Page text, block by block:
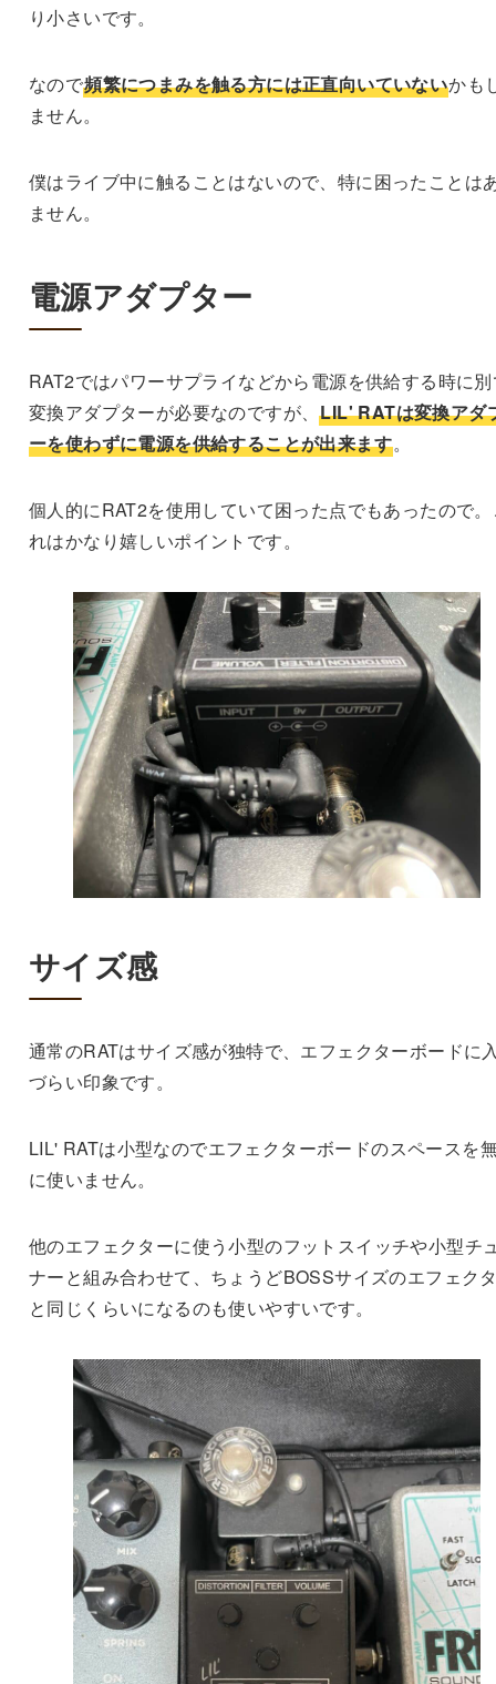
り小さいです。
なので頻繁につまみを触る方には正直向いていないかも
ません。
僕はライブ中に触ることはないので、特に困ったことは
ません。
電源アダプター
RAT2ではパワーサプライなどから電源を供給する時に
変換アダプターが必要なのですが、LIL' RATは変換アダ
ーを使わずに電源を供給することが出来ます。
個人的にRAT2を使用していて困った点でもあったので
れはかなり嬉しいポイントです。
サイズ感
通常のRATはサイズ感が独特で、エフェクターボードに
づらい印象です。
LIL' RATは小型なのでエフェクターボードのスペースを
に使いません。
他のエフェクターに使う小型のフットスイッチや小型チ
ナーと組み合わせて、ちょうどBOSSサイズのエフェク
と同じくらいになるのも使いやすいです。